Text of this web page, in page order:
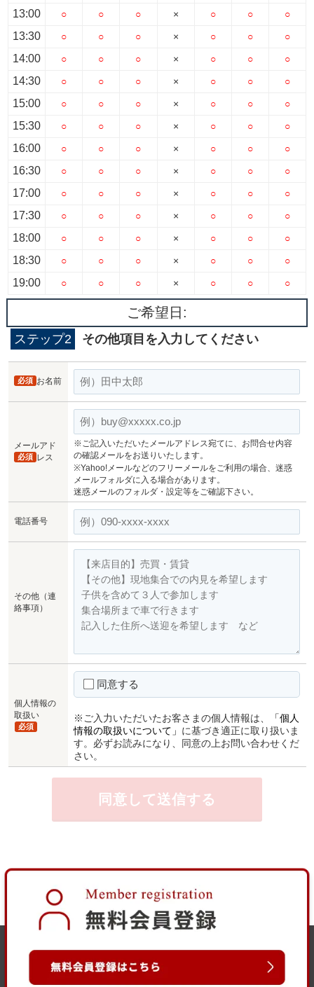
13:00
13:30
14:00
14:30
15:00
15:30
16:00
16:30
17:00
17:30
18:00
18:30
19:00
○
○
○
○
○
○
○
○
○
○
○
○
○
○
○
○
○
○
○
○
○
○
○
○
○
○
○
○
○
○
○
○
○
○
○
○
○
○
○
×
×
×
×
×
×
×
×
×
×
×
×
×
○
○
○
○
○
○
○
○
○
○
○
○
○
○
○
○
○
○
○
○
○
○
○
○
○
○
○
○
○
○
○
○
○
○
○
○
○
○
○
ご希望日:
ステップ2 その他項目を入力してください
お名前
必須
メールアド
レス
必須
※ご記入いただいたメールアドレス宛てに、お問合せ内容
の確認メールをお送りいたします。
※Yahoo!メールなどのフリーメールをご利用の場合、迷惑
メールフォルダに入る場合があります。
迷惑メールのフォルダ・設定等をご確認下さい。
電話番号
その他（連
絡事項）
個人情報の
取扱い
必須
同意する
※ご入力いただいたお客さまの個人情報は、
「個人
情報の取扱いについて」 に基づき適正に取り扱いま
す。必ずお読みになり、同意の上お問い合わせくだ
さい。